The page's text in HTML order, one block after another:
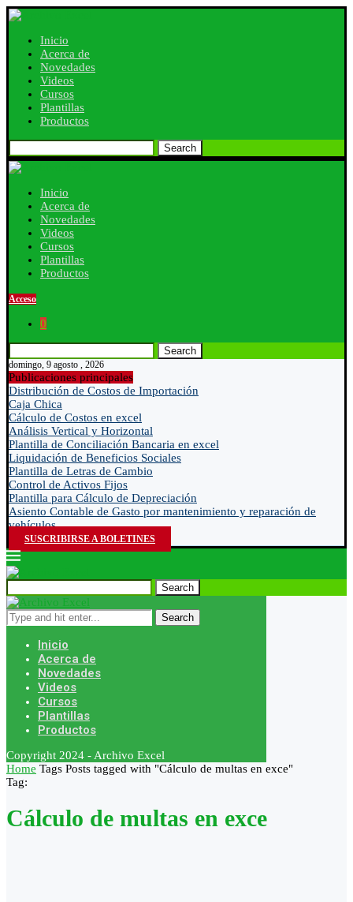
Inicio
Acerca de
Novedades
Videos
Cursos
Plantillas
Productos
Search
Inicio
Acerca de
Novedades
Videos
Cursos
Plantillas
Productos
Acceso
0
Search
domingo, 9 agosto , 2026
Publicaciones principales
Distribución de Costos de Importación
Caja Chica
Cálculo de Costos en excel
Análisis Vertical y Horizontal
Plantilla de Conciliación Bancaria en excel
Liquidación de Beneficios Sociales
Plantilla de Letras de Cambio
Control de Activos Fijos
Plantilla para Cálculo de Depreciación
Asiento Contable de Gasto por mantenimiento y reparación de
vehículos
SUSCRIBIRSE A BOLETINES
Search
Search
Inicio
Acerca de
Novedades
Videos
Cursos
Plantillas
Productos
Copyright 2024 - Archivo Excel
Home Tags Posts tagged with "Cálculo de multas en exce"
Tag:
Cálculo de multas en exce